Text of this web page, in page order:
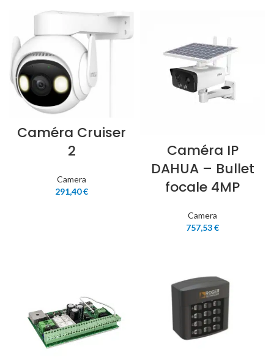
Caméra Cruiser
2
Camera
291,40€
Caméra IP
DAHUA – Bullet
focale 4MP
Camera
757,53€